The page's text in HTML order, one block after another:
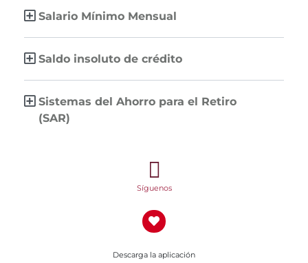
Salario Mínimo Mensual
Saldo insoluto de crédito
Sistemas del Ahorro para el Retiro
(SAR)
Síguenos
Descarga la aplicación